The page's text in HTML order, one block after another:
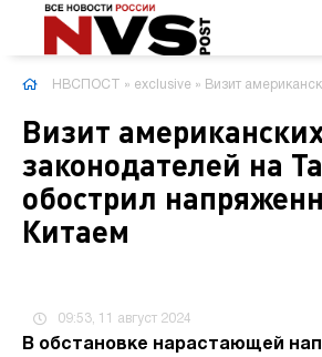
НВСПОСТ » exclusive » Визит американских законодателей
Визит
законодателей на
обострил
Китаем
09:53, 11 август 2024
В обстановке нарастающей